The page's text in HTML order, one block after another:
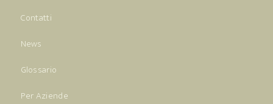
Contatti
News
Glossario
Per Aziende